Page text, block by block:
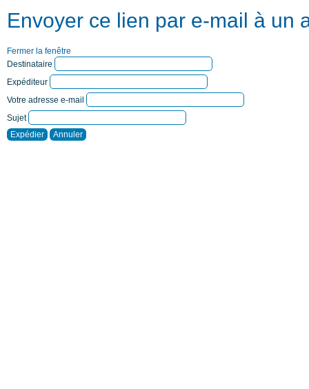
Envoyer ce lien par e-mail à un
Fermer la fenêtre
Destinataire
Expéditeur
Votre adresse e-mail
Sujet
Expédier
Annuler